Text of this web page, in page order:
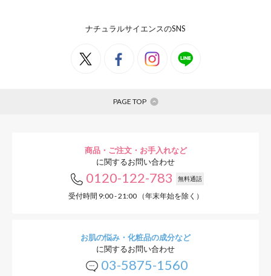
ナチュラルサイエンスのSNS
PAGE TOP
商品・ご注文・お手入れなど
に関するお問い合わせ
0120-122-783 無料通話
受付時間 9:00 - 21:00 （年末年始を除く）
お肌の悩み・化粧品の成分など
に関するお問い合わせ
03-5875-1560